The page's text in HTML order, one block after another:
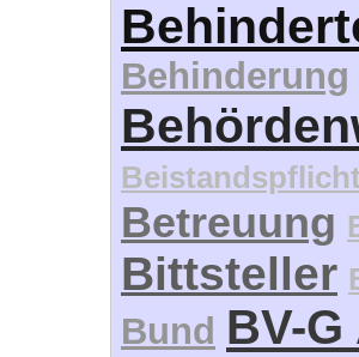
Betreuung
Bittsteller
Bund BV-
Daheim
Demographie
association